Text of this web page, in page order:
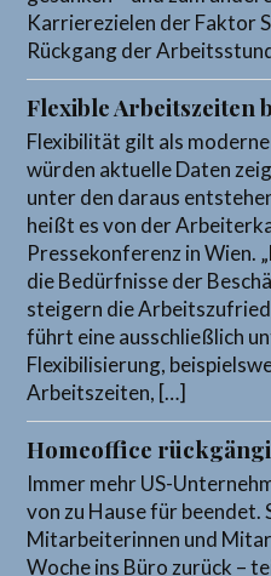
Karrierezielen der Faktor
Rückgang der
Flexible Arbeitszeiten
Flexibilität gilt als
würden aktuelle Daten
unter den daraus
heißt es von der
Pressekonferenz in Wien.
die Bedürfnisse der
steigern die
führt eine ausschließlich
Flexibilisierung,
Arbeitszeiten, […]
Homeoffice
Immer mehr US-
von zu Hause für beendet.
Mitarbeiterinnen und
Woche ins Büro zurück –